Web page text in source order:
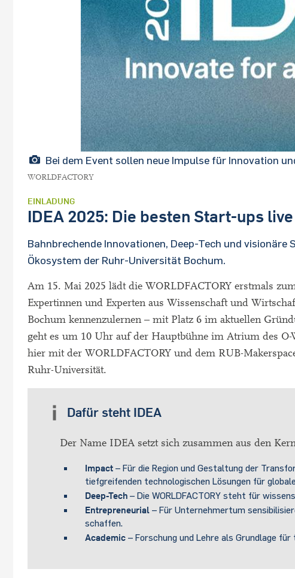
Bei dem Event sollen neue Impulse für Innovation
WORLDFACTORY
EINLADUNG
IDEA 2025: Die besten Start-ups
Bahnbrechende Innovationen, Deep-Tech und
Ökosystem der Ruhr-Universität Bochum.
Am 15. Mai 2025 lädt die WORLDFACTORY erstmals
Expertinnen und Experten aus Wissenschaft und
Bochum kennenzulernen – mit Platz 6 im aktuellen
geht es um 10 Uhr auf der Hauptbühne im Atrium des
hier mit der WORLDFACTORY und dem RUB-
Ruhr-Universität.
Dafür steht IDEA
Der Name IDEA setzt sich zusammen aus den
Impact – Für die Region und Gestaltung der
tiefgreifenden technologischen Lösungen für
Deep-Tech – Die WORLDFACTORY steht für
Entrepreneurial – Für Unternehmertum
schaffen.
Academic – Forschung und Lehre als Grundlage